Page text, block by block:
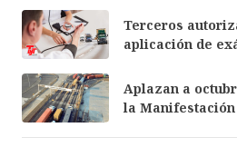
Terceros
aplicación de
Aplazan a
la